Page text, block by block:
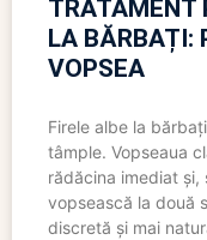
TRATAMENT
LA BĂRBAȚI:
VOPSEA
Firele albe la
tâmple. Vopseaua
rădăcina imediat
vopsească la două
discretă și mai